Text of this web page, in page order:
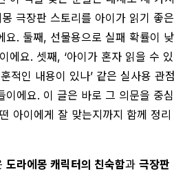
극장판 스토리를 아이가 읽기 좋은
요. 둘째, 선물용으로 실패 확률이 낮
에요. 셋째, ‘아이가 혼자 읽을 수 있
훈적인 내용이 있나’ 같은 실사용 관점
이에요. 이 글은 바로 그 의문을 중심
아이에게 잘 맞는지까지 함께 정리
도라에몽 캐릭터의 친숙함과 극장판